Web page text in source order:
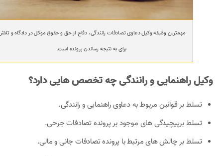
مهمترین وظیفه وکیل دعاوی تصادفات رانندگی، دفاع از حق و حقوق موکل در دادگاه و
برای به نتیجه رساندن پرونده است.
وکیل راهنمایی و رانندگی چه تخصص هایی دارد؟
تسلط بر قوانین مربوط به دعاوی راهنمایی و رانندگی.
تسلط برپیچیدگی های موجود بر پرونده تصادفات جرحی.
تسلط بر چالش های مرتبط با پرونده تصادفات جانی و مالی.